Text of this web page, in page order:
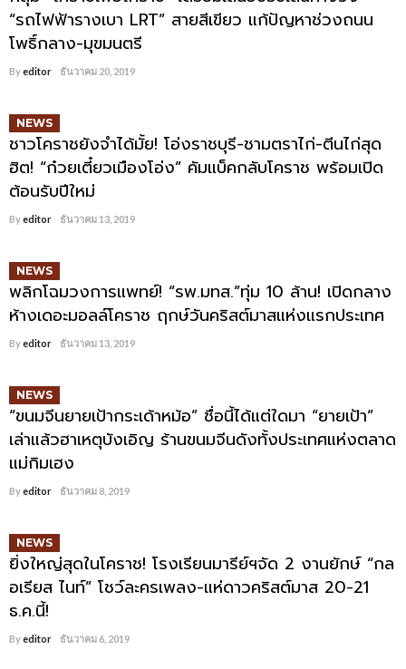
“รถไฟฟ้ารางเบา LRT” สายสีเขียว แก้ปัญหาช่วงถนน
โพธิ์กลาง-มุขมนตรี
Byeditor ธันวาคม 20, 2019
NEWS
ชาวโคราชยังจำได้มั้ย! โอ่งราชบุรี-ชามตราไก่-ตีนไก่สุด
ฮิต! “ก๋วยเตี๋ยวเมืองโอ่ง” คัมแบ็คกลับโคราช พร้อมเปิด
ต้อนรับปีใหม่
Byeditor ธันวาคม 13, 2019
NEWS
พลิกโฉมวงการแพทย์! “รพ.มทส.”ทุ่ม 10 ล้าน! เปิดกลาง
ห้างเดอะมอลล์โคราช ฤกษ์วันคริสต์มาสแห่งแรกประเทศ
Byeditor ธันวาคม 13, 2019
NEWS
“ขนมจีนยายเป้ากระเด้าหม้อ” ชื่อนี้ได้แต่ใดมา “ยายเป้า”
เล่าแล้วฮาเหตุบังเอิญ ร้านขนมจีนดังทั้งประเทศแห่งตลาด
แม่กิมเฮง
Byeditor ธันวาคม 8, 2019
NEWS
ยิ่งใหญ่สุดในโคราช! โรงเรียนมารีย์ฯจัด 2 งานยักษ์ “กล
อเรียส ไนท์” โชว์ละครเพลง-แห่ดาวคริสต์มาส 20-21
ธ.ค.นี้!
Byeditor ธันวาคม 6, 2019